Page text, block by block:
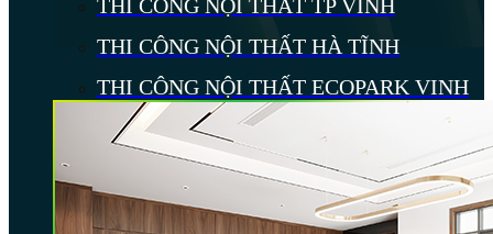
THI CÔNG NỘI THẤT TP VINH
THI CÔNG NỘI THẤT HÀ TĨNH
THI CÔNG NỘI THẤT ECOPARK VINH